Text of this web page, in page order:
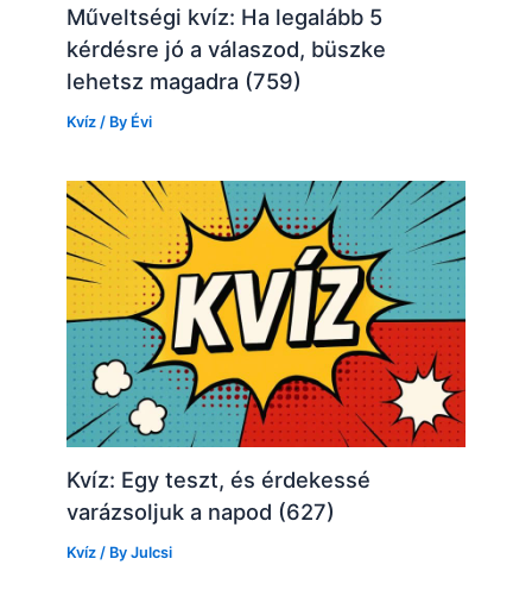
Műveltségi kvíz: Ha legalább 5
kérdésre jó a válaszod, büszke
lehetsz magadra (759)
Kvíz / By Évi
Kvíz: Egy teszt, és érdekessé
varázsoljuk a napod (627)
Kvíz / ByJulcsi